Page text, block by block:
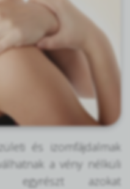
és izomfájdalmak
a vény nélküli
egyrészt azokat